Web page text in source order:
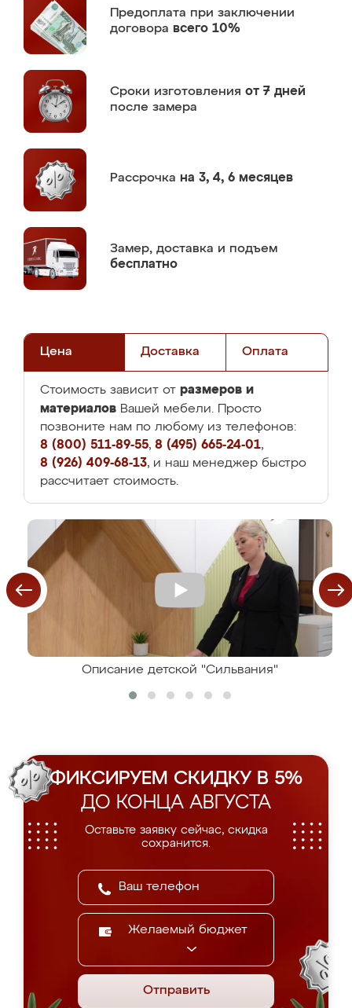
Предоплата при заключении
договора всего 10%
Сроки изготовления от 7 дней
после замера
Рассрочка на 3, 4, 6 месяцев
Замер, доставка и подъем
бесплатно
Цена Доставка Оплата
Стоимость зависит от размеров и
материалов Вашей мебели. Просто
позвоните нам по любому из телефонов:
8 (800) 511-89-55, 8 (495) 665-24-01,
8 (926) 409-68-13, и наш менеджер быстро
рассчитает стоимость.
Описание детской "Сильвания"
ФИКСИРУЕМ СКИДКУ В 5%
ДО КОНЦА АВГУСТА
Оставьте заявку сейчас, скидка
сохранится.
Желаемый бюджет
Отправить